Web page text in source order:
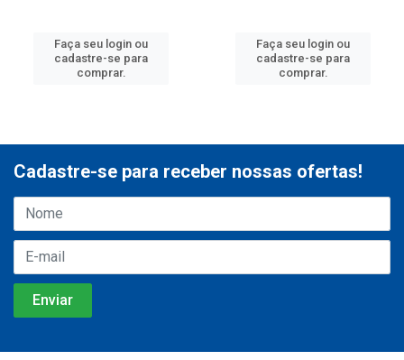
Faça seu login ou
cadastre-se para
comprar.
Faça seu login ou
cadastre-se para
comprar.
Cadastre-se para receber nossas ofertas!